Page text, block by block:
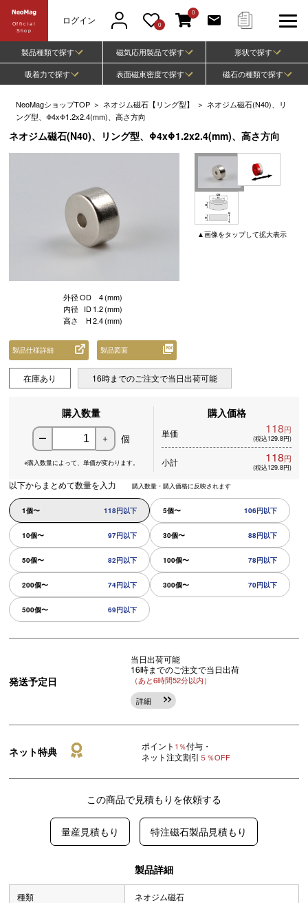
Official
Shop
ログイン 0
0
製品種類で探す 磁気応用製品で探す
形状で探す
吸着力で探す
表面磁束密度で探す 磁石の種類で探す
NeoMagショップTOP ＞ ネオジム磁石【リング型】 ＞ ネオジム磁石(N40)、リ
ング型、Φ4xΦ1.2x2.4(mm)、高さ方向
ネオジム磁石(N40)、リング型、Φ4xΦ1.2x2.4(mm)、高さ方向
▲画像をタップして拡大表示
外径OD 4(mm)
内径 ID1.2(mm)
高さ
H2.4(mm)
製品仕様詳細 製品図面
在庫あり 16時までのご注文で当日出荷可能
購入数量
ー ＋ 個
※購入数量によって、 単価が変わります。
購入価格
単価 118円
(税込129.8円)
小計 118円
(税込129.8円)
以下からまとめて数量を入力 購入数量・購入価格に反映されます
1個〜 118円以下 5個〜 106円以下
10個〜 97円以下 30個〜 88円以下
50個〜 82円以下 100個〜 78円以下
200個〜 74円以下 300個〜 70円以下
500個〜 69円以下
発送予定日
当日出荷可能
16時までのご注文で当日出荷
（あと6時間52分以内）
詳細
ネット特典 ポイント 1％付与・
ネット注文割引 ５％OFF
この商品で見積もりを依頼する
量産見積もり 特注磁石製品見積もり
製品詳細
種類 ネオジム磁石